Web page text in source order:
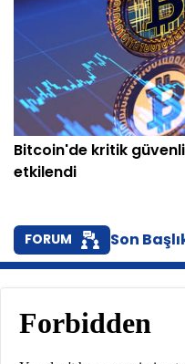
Bitcoin'de kritik
etkilendi
FORUM Son